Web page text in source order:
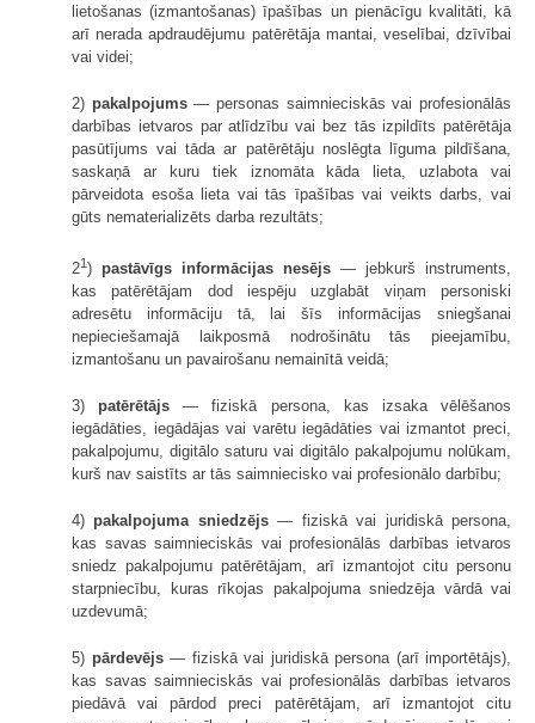
lietošanas (izmantošanas) īpašības un pienācīgu kvalitāti, kā
arī nerada apdraudējumu patērētāja mantai, veselībai, dzīvībai
vai videi;
2) pakalpojums— personas saimnieciskās vai profesionālās
darbības ietvaros par atlīdzību vai bez tās izpildīts patērētāja
pasūtījums vai tāda ar patērētāju noslēgta līguma pildīšana,
saskaņā ar kuru tiek iznomāta kāda lieta, uzlabota vai
pārveidota esoša lieta vai tās īpašības vai veikts darbs, vai
gūts nematerializēts darba rezultāts;
21) pastāvīgs informācijas nesējs — jebkurš instruments,
kas patērētājam dod iespēju uzglabāt viņam personiski
adresētu informāciju tā, lai šīs informācijas sniegšanai
nepieciešamajā laikposmā nodrošinātu tās pieejamību,
izmantošanu un pavairošanu nemainītā veidā;
3) patērētājs — fiziskā persona, kas izsaka vēlēšanos
iegādāties, iegādājas vai varētu iegādāties vai izmantot preci,
pakalpojumu, digitālo saturu vai digitālo pakalpojumu nolūkam,
kurš nav saistīts ar tās saimniecisko vai profesionālo darbību;
4) pakalpojuma sniedzējs— fiziskā vai juridiskā persona,
kas savas saimnieciskās vai profesionālās darbības ietvaros
sniedz pakalpojumu patērētājam, arī izmantojot citu personu
starpniecību, kuras rīkojas pakalpojuma sniedzēja vārdā vai
uzdevumā;
5) pārdevējs— fiziskā vai juridiskā persona (arī importētājs),
kas savas saimnieciskās vai profesionālās darbības ietvaros
piedāvā vai pārdod preci patērētājam, arī izmantojot citu